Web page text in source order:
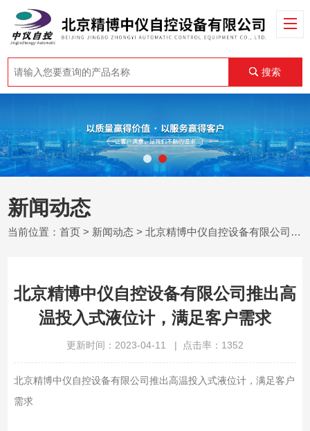
搜索
新闻动态
当前位置：首页 > 新闻动态 > 北京精博中仪自控设备有限公司推出高温投入式液位计，满足客户需求
北京精博中仪自控设备有限公司推出高
温投入式液位计，满足客户需求
更新时间：2023-04-11 | 点击率：1352
北京精博中仪自控设备有限公司推出高温投入式液位计，满足客户
需求